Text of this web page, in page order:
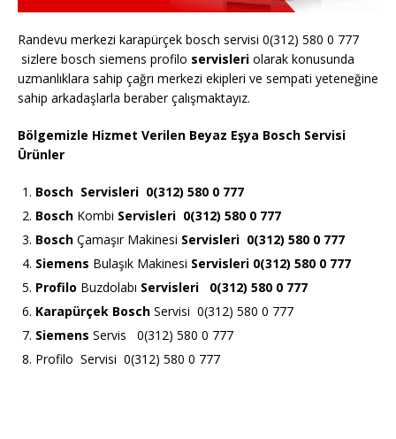
Randevu merkezi karapürçek bosch servisi 0(312) 580 0 777
sizlere bosch siemens profilo servisleri olarak konusunda
uzmanlıklara sahip çağrı merkezi ekipleri ve sempati yeteneğine
sahip arkadaşlarla beraber çalışmaktayız.
Bölgemizle Hizmet Verilen Beyaz Eşya Bosch Servisi
Ürünler
Bosch Servisleri 0(312) 580 0 777
Bosch Kombi Servisleri 0(312) 580 0 777
Bosch Çamaşır Makinesi Servisleri 0(312) 580 0 777
Siemens Bulaşık Makinesi Servisleri 0(312) 580 0 777
Profilo Buzdolabı Servisleri 0(312) 580 0 777
Karapürçek Bosch Servisi 0(312) 580 0 777
Siemens Servis 0(312) 580 0 777
Profilo Servisi 0(312) 580 0 777